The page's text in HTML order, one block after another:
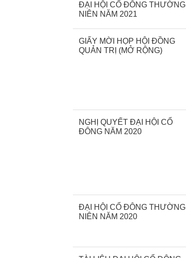
ĐẠI HỘI CỔ ĐÔNG THƯỜNG
NIÊN NĂM 2021
GIẤY MỜI HỌP HỘI ĐỒNG
QUẢN TRỊ (MỞ RỘNG)
NGHỊ QUYẾT ĐẠI HỘI CỔ
ĐÔNG NĂM 2020
ĐẠI HỘI CỔ ĐÔNG THƯỜNG
NIÊN NĂM 2020